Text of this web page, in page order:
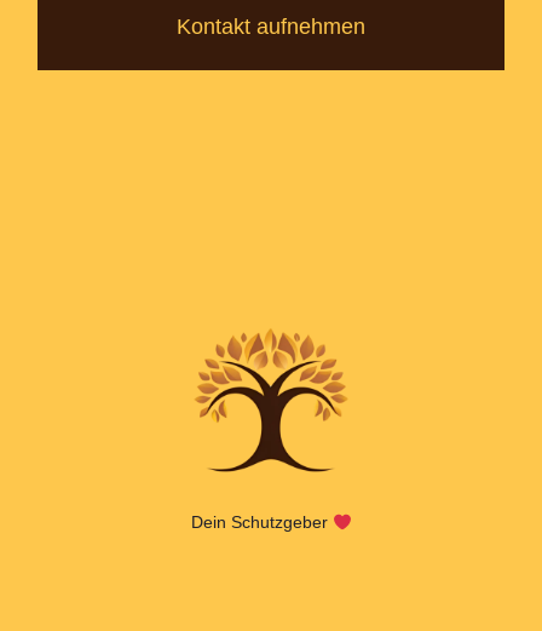
Kontakt aufnehmen
Dein Schutzgeber